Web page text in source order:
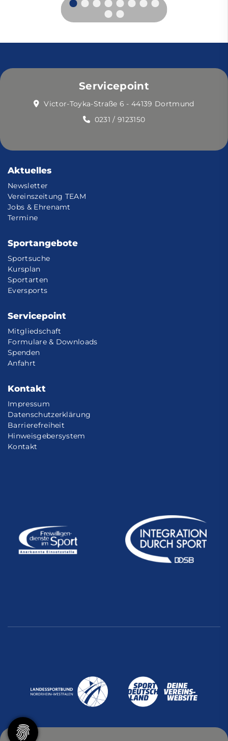
Servicepoint
Victor-Toyka-Straße 6 - 44139 Dortmund
0231 / 9123150
Aktuelles
Newsletter
Vereinszeitung TEAM
Jobs & Ehrenamt
Termine
Sportangebote
Sportsuche
Kursplan
Sportarten
Eversports
Servicepoint
Mitgliedschaft
Formulare & Downloads
Spenden
Anfahrt
Kontakt
Impressum
Datenschutzerklärung
Barrierefreiheit
Hinweisgebersystem
Kontakt